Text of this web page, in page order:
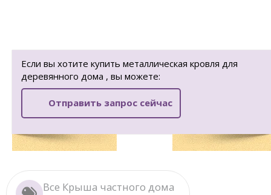
Если вы хотите купить металлическая кровля для
деревянного дома , вы можете:
Отправить запрос сейчас
Все Крыша частного дома